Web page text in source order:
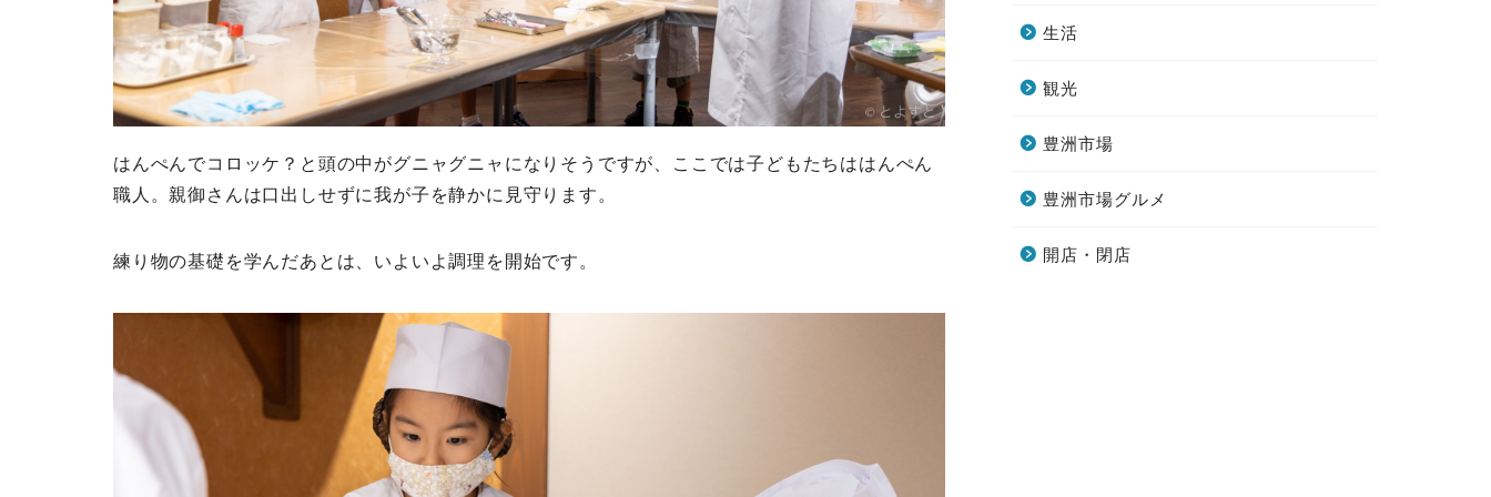
はんぺんでコロッケ？と頭の中がグニャグニャになりそうですが、ここでは子どもたちははんぺん
職人。親御さんは口出しせずに我が子を静かに見守ります。
練り物の基礎を学んだあとは、いよいよ調理を開始です。
生活
観光
豊洲市場
豊洲市場グルメ
開店・閉店